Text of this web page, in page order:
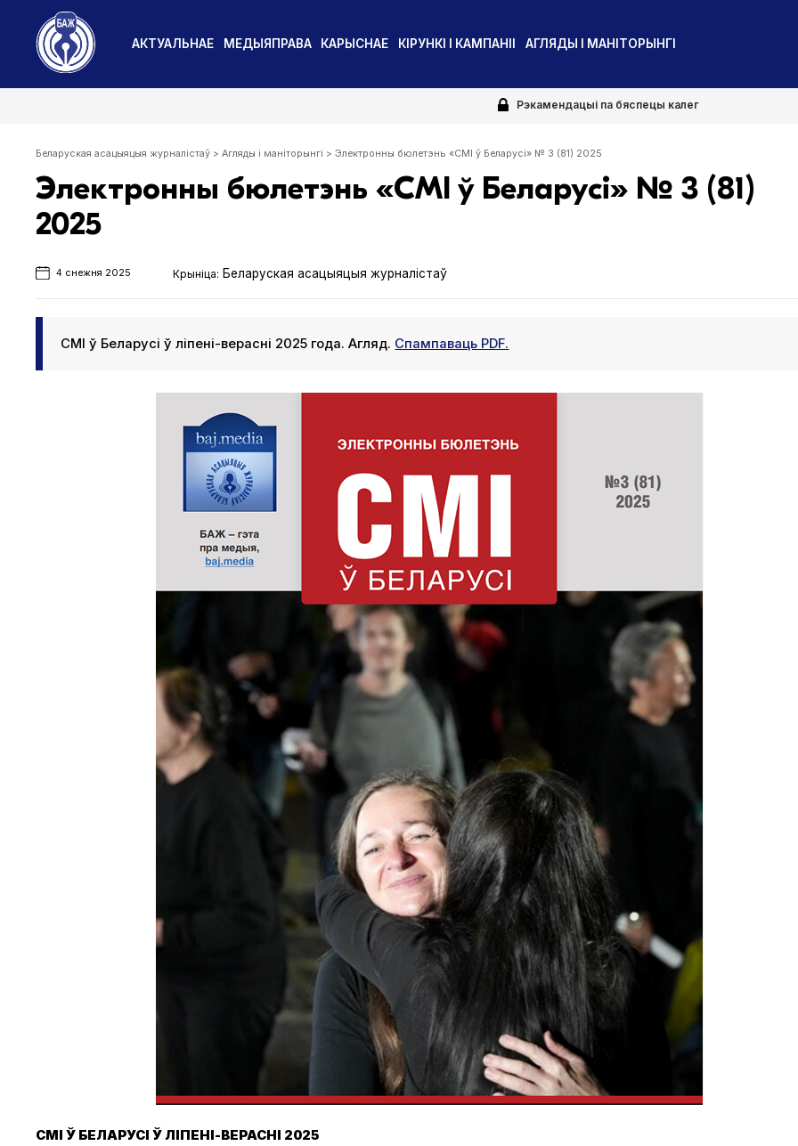
АКТУАЛЬНАЕ МЕДЫЯПРАВА КАРЫСНАЕ КІРУНКІ І КАМПАНІІ АГЛЯДЫ І МАНІТОРЫНГІ
Рэкамендацыі па бяспецы калег
Беларуская асацыяцыя журналістаў >Агляды і маніторынгі >Электронны бюлетэнь «СМІ ў Беларусі» № 3 (81) 2025
Электронны бюлетэнь «СМІ ў Беларусі» № 3 (81)
2025
4 снежня 2025 Крыніца: Беларуская асацыяцыя журналістаў
СМІ ў Беларусі ў ліпені-верасні 2025 года. Агляд. Спампаваць PDF.
СМІ Ў БЕЛАРУСІ Ў ЛІПЕНІ-ВЕРАСНІ 2025